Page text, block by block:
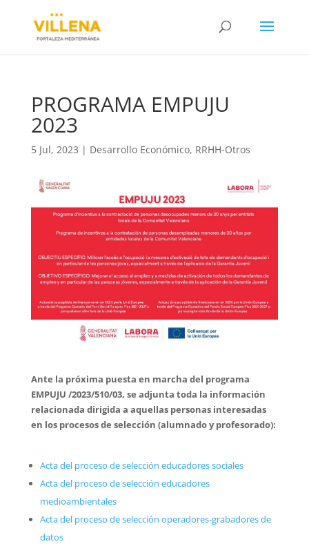
PROGRAMA EMPUJU
2023
5 Jul, 2023 | Desarrollo Económico, RRHH-Otros
Ante la próxima puesta en marcha del programa
EMPUJU /2023/510/03, se adjunta toda la información
relacionada dirigida a aquellas personas interesadas
en los procesos de selección (alumnado y profesorado):
Acta del proceso de selección educadores sociales
Acta del proceso de selección educadores
medioambientales
Acta del proceso de selección operadores-grabadores de
datos